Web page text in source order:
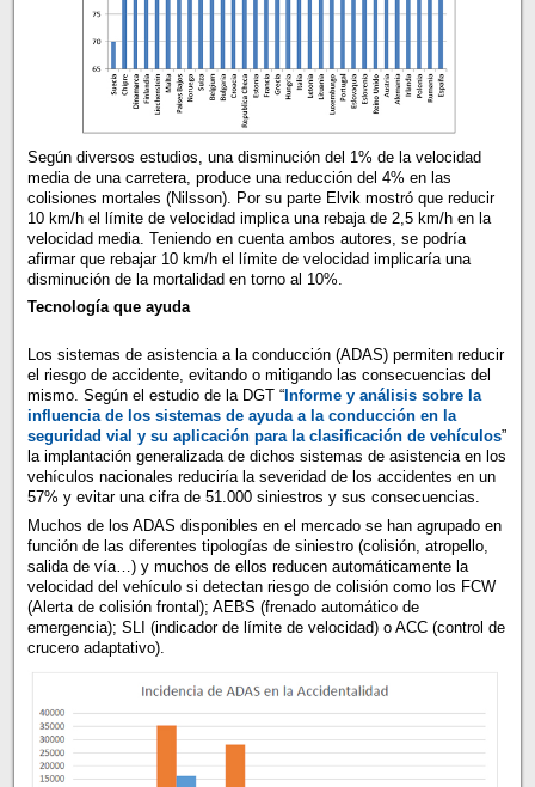
Según diversos estudios, una disminución del 1% de la velocidad
media de una carretera, produce una reducción del 4% en las
colisiones mortales (Nilsson). Por su parte Elvik mostró que reducir
10 km/h el límite de velocidad implica una rebaja de 2,5 km/h en la
velocidad media. Teniendo en cuenta ambos autores, se podría
afirmar que rebajar 10 km/h el límite de velocidad implicaría una
disminución de la mortalidad en torno al 10%.
Tecnología que ayuda
Los sistemas de asistencia a la conducción (ADAS) permiten reducir
el riesgo de accidente, evitando o mitigando las consecuencias del
mismo. Según el estudio de la DGT “Informe y análisis sobre la
influencia de los sistemas de ayuda a la conducción en la
seguridad vial y su aplicación para la clasificación de vehículos”
la implantación generalizada de dichos sistemas de asistencia en los
vehículos nacionales reduciría la severidad de los accidentes en un
57% y evitar una cifra de 51.000 siniestros y sus consecuencias.
Muchos de los ADAS disponibles en el mercado se han agrupado en
función de las diferentes tipologías de siniestro (colisión, atropello,
salida de vía…) y muchos de ellos reducen automáticamente la
velocidad del vehículo si detectan riesgo de colisión como los FCW
(Alerta de colisión frontal); AEBS (frenado automático de
emergencia); SLI (indicador de límite de velocidad) o ACC (control de
crucero adaptativo).